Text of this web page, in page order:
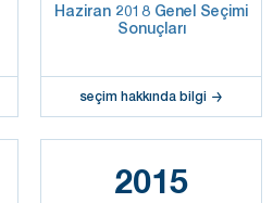
Haziran 2018 Genel Seçimi
Sonuçları
seçim hakkında bilgi
2015